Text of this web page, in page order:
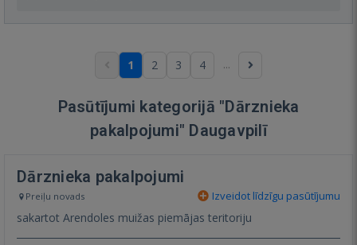
1 2 3 4 ...
Pasūtījumi kategorijā "Dārznieka
pakalpojumi" Daugavpilī
Dārznieka pakalpojumi
Preiļu novads Izveidot līdzīgu pasūtījumu
sakartot Arendoles muižas piemājas teritoriju